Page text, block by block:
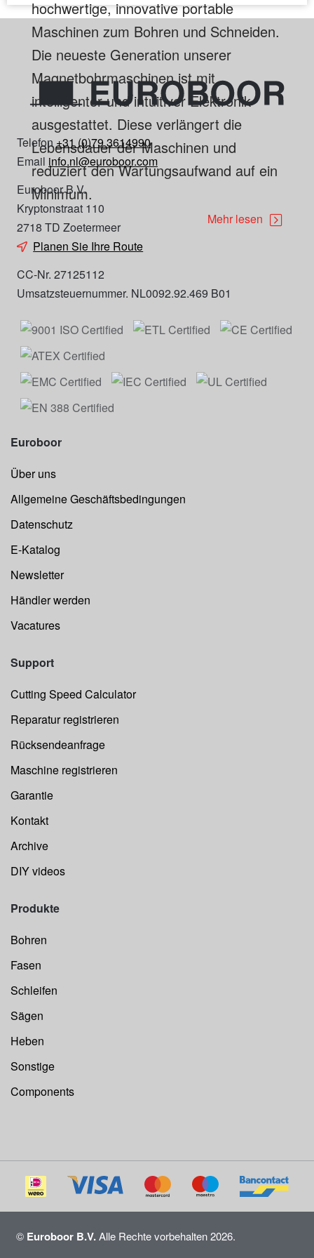
hochwertige, innovative portable
Maschinen zum Bohren und Schneiden.
Die neueste Generation unserer
Magnetbohrmaschinen ist mit
intelligenter und intuitiver Elektronik
ausgestattet. Diese verlängert die
Lebensdauer der Maschinen und
reduziert den Wartungsaufwand auf ein
Minimum.
Mehr lesen
Telefon +31 (0)79 3614990
Email info.nl@euroboor.com
Euroboor B.V.
Kryptonstraat 110
2718 TD Zoetermeer
Planen Sie Ihre Route
CC-Nr. 27125112
Umsatzsteuernummer. NL0092.92.469 B01
Euroboor
Über uns
Allgemeine Geschäftsbedingungen
Datenschutz
E-Katalog
Newsletter
Händler werden
Vacatures
Support
Cutting Speed Calculator
Reparatur registrieren
Rücksendeanfrage
Maschine registrieren
Garantie
Kontakt
Archive
DIY videos
Produkte
Bohren
Fasen
Schleifen
Sägen
Heben
Sonstige
Components
© Euroboor B.V.Alle Rechte vorbehalten 2026.